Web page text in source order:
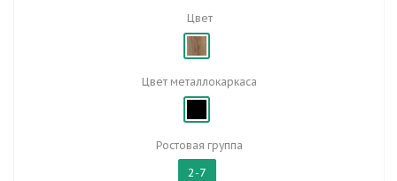
Цвет
Цвет металлокаркаса
Ростовая группа
2-7